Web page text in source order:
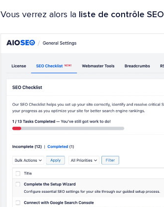
Vous verrez alors la liste de contrôle SEO